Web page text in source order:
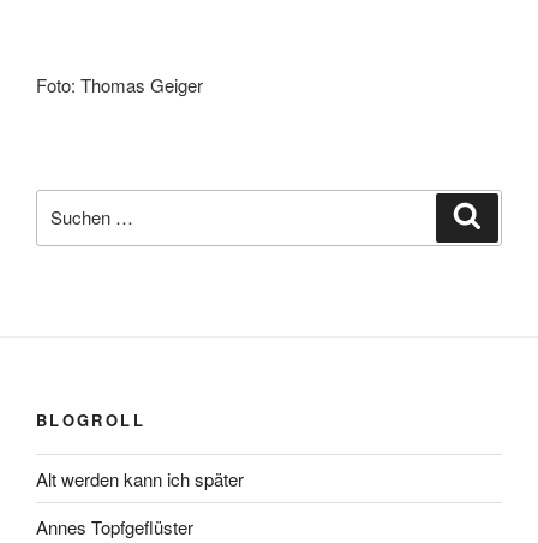
Foto: Thomas Geiger
nach:
BLOGROLL
Alt werden kann ich später
Annes Topfgeflüster